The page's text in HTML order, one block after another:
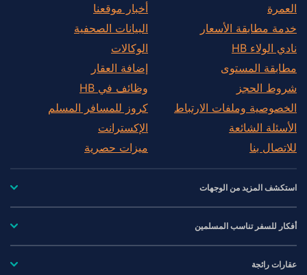
العمرة
خدمة مطابقة الأسعار
نادي الولاء HB
مطابقة المستوى
شروط الحجز
الخصوصية وملفات الارتباط
الأسئلة الشائعة
للاتصال بنا
أخبار موقعنا
البيانات الصحفية
الوكالات
إضافة العقار
وظائف في HB
كروز للمسافر المسلم
الإكسترانت
ميزات حصرية
استكشف المزيد من الوجهات
أفكار للسفر تناسب المسلمين
عقارات رائجة